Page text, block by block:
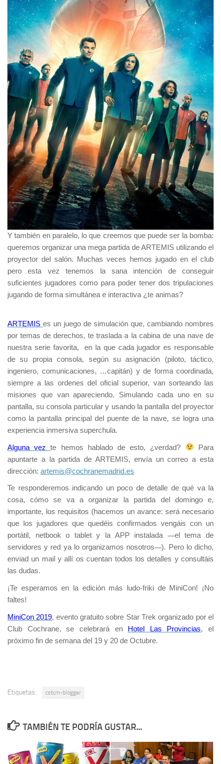
Y también en paralelo, lo que creemos que puede ser la bomba:
queremos organizar una mega partida deARTEMIS utilizando el
proyector del salón. Muchas veces hemos jugado en el club
pero esta vez tenemos la sana intención de conseguir
suficientes jugadores como para poder tener dos tripulaciones
jugando de forma simultánea e interactiva ¿te animas?
ARTEMIS es un juego de simulación que, cambiando nombres
por temas de derechos, te traslada a la cabina de una nave de
nuestra serie favorita,
en la que cada jugador es responsable
de su propia consola, según su asignación (piloto, táctico,
ingeniero, comunicaciones, …capitán) y de forma coordinada,
siempre a las ordenes del oficial superior, van sorteando las
misiones que van apareciendo. Simulando cada uno en su
pantalla, su consola particular y usando la pantalla del proyector
como la pantalla principal del puente de la nave, se logra una
experiencia inmersiva superchula.
Alguna vezte hemos hablado de esto, ¿verdad?
Para
apuntarte a la partida de ARTEMIS, envía un correo a esta
dirección: artemis@cochranemadrid.es
Te responderemos indicando un poco de detalle de qué va la
cosa, cómo se va a organizar la partida del domingo e,
importante, los requisitos (hacemos un avance: será necesario
que los jugadores que quedéis confirmados vengáis con un
portátil, netbook o tablet y la APP instalada —el tema de
servidores y red ya lo organizamos nosotros—). Pero lo dicho,
enviad un mail y allí os cuentan todos los detalles y consultáis
las dudas.
¡Te esperamos en la edición más ludo-friki de MiniCon! ¡No
faltes!
MiniCon 2019, evento gratuito sobre Star Trek organizado por el
Club Cochrane, se celebrará en Hotel Las Provincias, el
próximo fin de semana del 19 y 20 de Octubre.
Etiquetas: cstcm-blogger
TAMBIÉN TE PODRÍA GUSTAR...